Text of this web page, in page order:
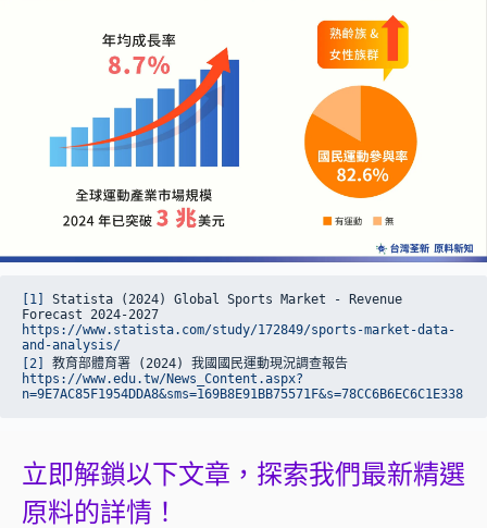
[1]
Statista (2024) Global Sports Market - Revenue
Forecast 2024-2027
https://www.statista.com/study/172849/sports-market-data-
and-analysis/
[2]
教育部體育署 (2024) 我國國民運動現況調查報告
https://www.edu.tw/News_Content.aspx?
n=9E7AC85F1954DDA8&sms=169B8E91BB75571F&s=78CC6B6EC6C1E338
立即解鎖以下文章，探索我們最新精選
原料的詳情！